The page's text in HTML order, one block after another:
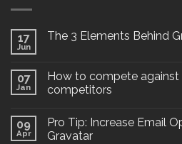
17
Jun
The 3 Elements Behind
07
Jan
How to compete
competitors
09
Apr
Pro Tip: Increase Email
Gravatar